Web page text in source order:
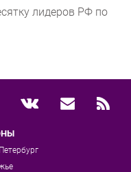
лидеров РФ по